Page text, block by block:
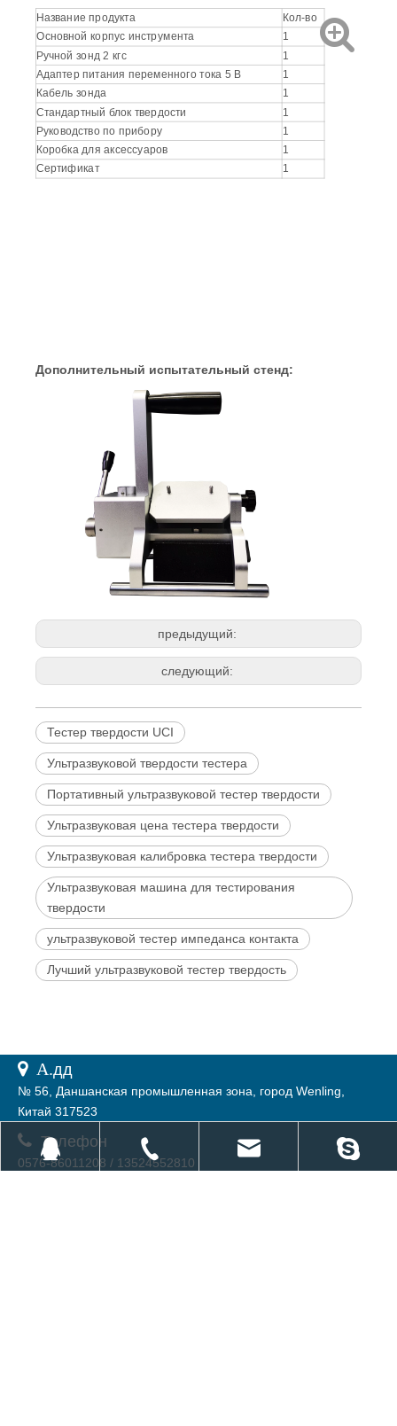
Название продукта
Кол-во
Основной корпус инструмента
1
Ручной зонд 2 кгс 1
Адаптер питания переменного тока 5 В 1
Кабель зонда 1
Стандартный блок твердости 1
Руководство по прибору 1
Коробка для аксессуаров 1
Сертификат 1
Дополнительный испытательный стенд:
предыдущий:
следующий:
Тестер твердости UCI
Ультразвуковой твердости тестера
Портативный ультразвуковой тестер твердости
Ультразвуковая цена тестера твердости
Ультразвуковая калибровка тестера твердости
Ультразвуковая машина для тестирования
твердости
ультразвуковой тестер импеданса контакта
Лучший ультразвуковой тестер твердость
 А.дд
№ 56, Даншанская промышленная зона, город Wenling,
Китай 317523
 Телефон
0576-86011208 / 13524552810